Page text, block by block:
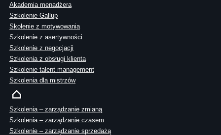
Akademia menadżera
Szkolenie Gallup
Skolenie z motywowania
Szkolenie z asertywności
Szkolenie z negocjacji
Szkolenia z obsługi klienta
Szkolenie talent management
Szkolenia dla mistrzów
Szkolenia – zarządzanie zmianą
Szkolenia – zarządzanie czasem
Szkolenie – zarządzanie sprzedażą